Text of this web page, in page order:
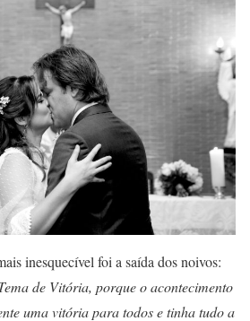
inesquecível foi a saída dos noivos:
de Vitória, porque o acontecimento
uma vitória para todos e tinha tudo a